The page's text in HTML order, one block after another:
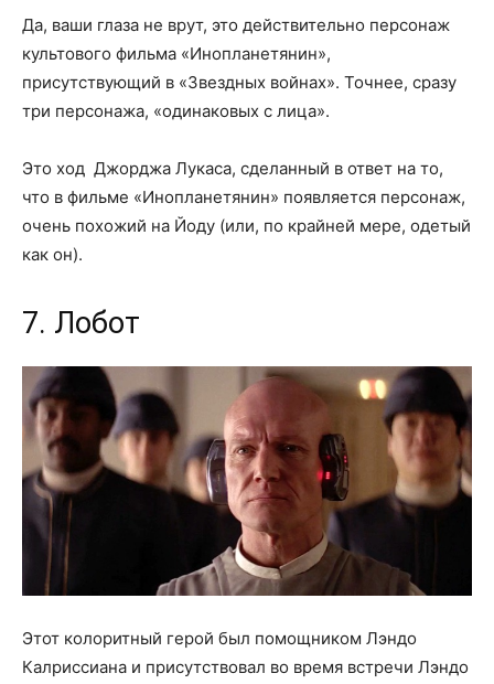
Да, ваши глаза не врут, это действительно персонаж
культового фильма «Инопланетянин»,
присутствующий в «Звездных войнах». Точнее, сразу
три персонажа, «одинаковых с лица».
Это ход Джорджа Лукаса, сделанный в ответ на то,
что в фильме «Инопланетянин» появляется персонаж,
очень похожий на Йоду (или, по крайней мере, одетый
как он).
7. Лобот
Этот колоритный герой был помощником Лэндо
Калриссиана и присутствовал во время встречи Лэндо